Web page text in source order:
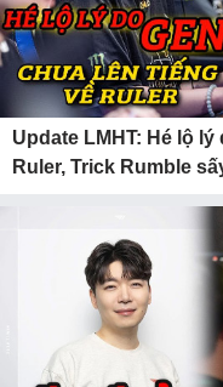
Update LMHT: Hé lộ
Ruler, Trick Rumble